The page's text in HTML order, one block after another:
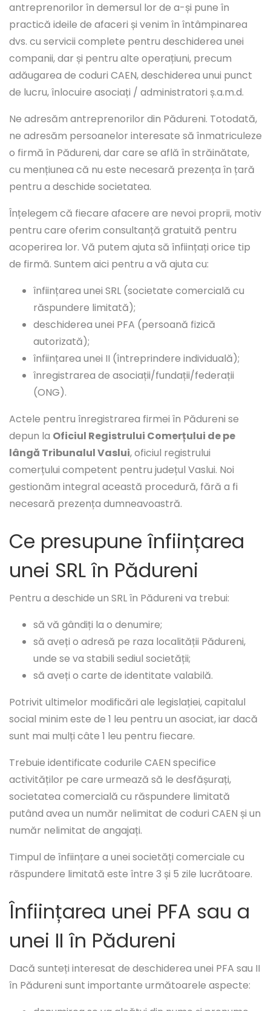
antreprenorilor în demersul lor de a-și pune în
practică ideile de afaceri și venim în întâmpinarea
dvs. cu servicii complete pentru deschiderea unei
companii, dar și pentru alte operațiuni, precum
adăugarea de coduri CAEN, deschiderea unui punct
de lucru, înlocuire asociați / administratori ș.a.m.d.
Ne adresăm antreprenorilor din Pădureni. Totodată,
ne adresăm persoanelor interesate să înmatriculeze
o firmă în Pădureni, dar care se află în străinătate,
cu mențiunea că nu este necesară prezența în țară
pentru a deschide societatea.
Înțelegem că fiecare afacere are nevoi proprii, motiv
pentru care oferim consultanță gratuită pentru
acoperirea lor. Vă putem ajuta să înființați orice tip
de firmă. Suntem aici pentru a vă ajuta cu:
înființarea unei SRL (societate comercială cu
răspundere limitată);
deschiderea unei PFA (persoană fizică
autorizată);
înființarea unei II (întreprindere individuală);
înregistrarea de asociații/fundații/federații
(ONG).
Actele pentru înregistrarea firmei în Pădureni se
depun la Oficiul Registrului Comerțului de pe
lângă Tribunalul Vaslui, oficiul registrului
comerțului competent pentru județul Vaslui. Noi
gestionăm integral această procedură, fără a fi
necesară prezența dumneavoastră.
Ce presupune înființarea
unei SRL în Pădureni
Pentru a deschide un SRL în Pădureni va trebui:
să vă gândiți la o denumire;
să aveți o adresă pe raza localității Pădureni,
unde se va stabili sediul societății;
să aveți o carte de identitate valabilă.
Potrivit ultimelor modificări ale legislației, capitalul
social minim este de 1 leu pentru un asociat, iar dacă
sunt mai mulți câte 1 leu pentru fiecare.
Trebuie identificate codurile CAEN specifice
activităților pe care urmează să le desfășurați,
societatea comercială cu răspundere limitată
putând avea un număr nelimitat de coduri CAEN și un
număr nelimitat de angajați.
Timpul de înființare a unei societăți comerciale cu
răspundere limitată este între 3 și 5 zile lucrătoare.
Înființarea unei PFA sau a
unei II în Pădureni
Dacă sunteți interesat de deschiderea unei PFA sau II
în Pădureni sunt importante următoarele aspecte: